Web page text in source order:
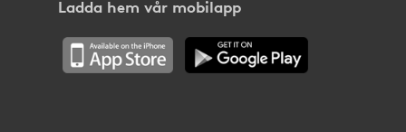
Ladda hem vår mobilapp